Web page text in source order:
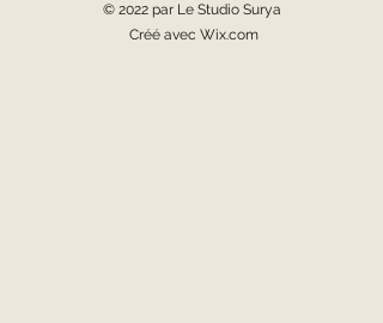
© 2022 par Le Studio Surya
Créé avec Wix.com